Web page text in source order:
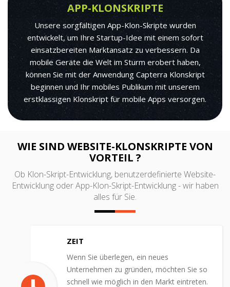
APP-KLONSKRIPTE
Unsere sorgfältigen App-Klon-Skripte wurden
entwickelt, um Ihre Startup-Idee mit einem sofort
einsatzbereiten Marktansatz zu verbessern. Da
mobile Geräte die Welt im Sturm erobert haben,
können Sie mit der Anwendung Capterra Klonskript
beginnen und Ihr mobiles Publikum mit unserem
erstklassigen Klonskript für mobile Apps versorgen.
WIE SIND WEBSITE-KLONSKRIPTE VON
VORTEIL ?
Ob Klon-Skript-Entwicklung, benutzerdefinierte Website-
Entwicklung oder App-Klon-Skript-Entwicklung - wir haben
alles für Sie.
ZEIT
Wenn Sie überlegen, ein neues
Unternehmen zu gründen, möchten Sie so
schnell wie möglich in den Markt eintreten.